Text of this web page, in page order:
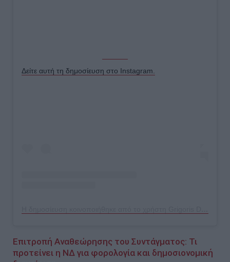
Δείτε αυτή τη δημοσίευση στο Instagram.
Επιτροπή Αναθεώρησης του Συντάγματος: Τι
προτείνει η ΝΔ για φορολογία και δημοσιονομική